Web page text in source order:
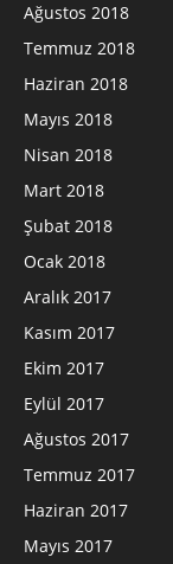
Ağustos 2018
Temmuz 2018
Haziran 2018
Mayıs 2018
Nisan 2018
Mart 2018
Şubat 2018
Ocak 2018
Aralık 2017
Kasım 2017
Ekim 2017
Eylül 2017
Ağustos 2017
Temmuz 2017
Haziran 2017
Mayıs 2017